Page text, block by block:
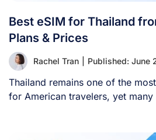
Best eSIM for Thailand
Plans & Prices
Rachel Tran Published: June
Thailand remains one of the
for American travelers, yet